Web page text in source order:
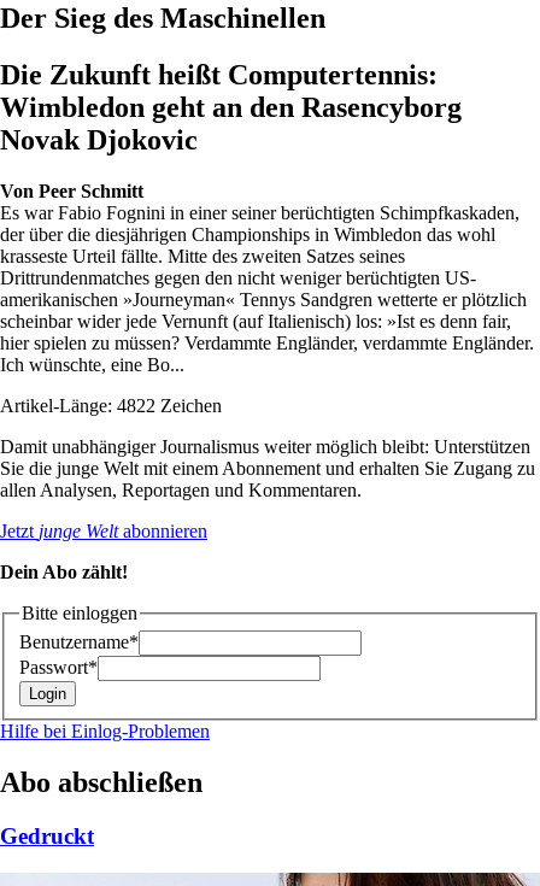
Der Sieg des Maschinellen
Die Zukunft heißt Computertennis:
Wimbledon geht an den Rasencyborg
Novak Djokovic
Von Peer Schmitt
Es war Fabio Fognini in einer seiner berüchtigten Schimpfkaskaden,
der über die diesjährigen Championships in Wimbledon das wohl
krasseste Urteil fällte. Mitte des zweiten Satzes seines
Drittrundenmatches gegen den nicht weniger berüchtigten US-
amerikanischen »Journeyman« Tennys Sandgren wetterte er plötzlich
scheinbar wider jede Vernunft (auf Italienisch) los: »Ist es denn fair,
hier spielen zu müssen? Verdammte Engländer, verdammte Engländer.
Ich wünschte, eine Bo...
Artikel-Länge: 4822 Zeichen
Damit unabhängiger Journalismus weiter möglich bleibt: Unterstützen
Sie die junge Welt mit einem Abonnement und erhalten Sie Zugang zu
allen Analysen, Reportagen und Kommentaren.
Jetzt junge Weltabonnieren
Dein Abo zählt!
Bitte einloggen
Benutzername*
Passwort*
Hilfe bei Einlog-Problemen
Abo abschließen
Gedruckt